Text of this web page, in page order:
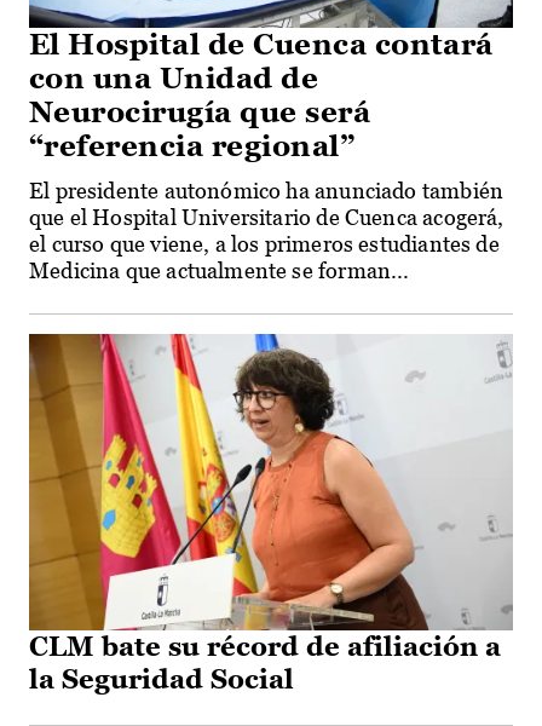
El Hospital de Cuenca contará
con una Unidad de
Neurocirugía que será
“referencia regional”
El presidente autonómico ha anunciado también
que el Hospital Universitario de Cuenca acogerá,
el curso que viene, a los primeros estudiantes de
Medicina que actualmente se forman...
CLM bate su récord de afiliación a
la Seguridad Social